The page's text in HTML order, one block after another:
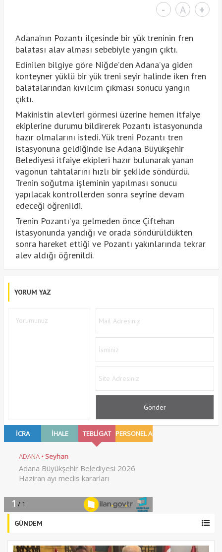
- A +
Adana’nın Pozantı ilçesinde bir yük treninin fren
balatası alav alması sebebiyle yangın çıktı.
Edinilen bilgiye göre Niğde’den Adana’ya giden
konteyner yüklü bir yük treni seyir halinde iken fren
balatalarından kıvılcım çıkması sonucu yangın
çıktı.
Makinistin alevleri görmesi üzerine hemen itfaiye
ekiplerine durumu bildirerek Pozantı istasyonunda
hazır olmalarını istedi. Yük treni Pozantı tren
istasyonuna geldiğinde ise Adana Büyükşehir
Belediyesi itfaiye ekipleri hazır bulunarak yanan
vagonun tahtalarını hızlı bir şekilde söndürdü.
Trenin soğutma işleminin yapılması sonucu
yapılacak kontrollerden sonra seyrine devam
edeceği öğrenildi.
Trenin Pozantı’ya gelmeden önce Çiftehan
istasyonunda yandığı ve orada söndürüldükten
sonra hareket ettiği ve Pozantı yakınlarında tekrar
alev aldığı öğrenildi.
YORUM YAZ
GÜNDEM